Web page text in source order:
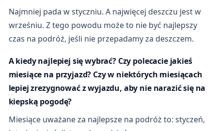
Najmniej pada w styczniu. A najwięcej deszczu jest w
wrześniu. Z tego powodu może to nie być najlepszy
czas na podróż, jeśli nie przepadamy za deszczem.
A kiedy najlepiej się wybrać? Czy polecacie jakieś
miesiące na przyjazd? Czy w niektórych miesiącach
lepiej zrezygnować z wyjazdu, aby nie narazić się na
kiepską pogodę?
Miesiące uważane za najlepsze na podróż to: styczeń,